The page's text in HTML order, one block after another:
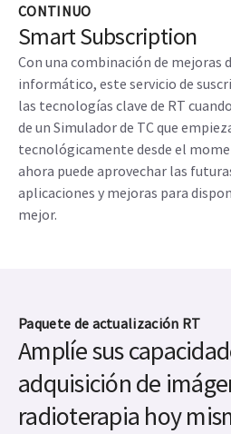
CONTINUO
Smart Subscription
Con una combinación de mejoras
informático, este servicio de
las tecnologías clave de RT
de un Simulador de TC que
tecnológicamente desde el
ahora puede aprovechar las
aplicaciones y mejoras para
mejor.
Paquete de actualización RT
Amplíe sus
adquisición de
radioterapia hoy